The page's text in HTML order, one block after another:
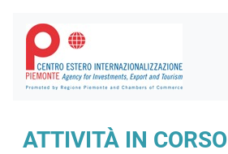
ATTIVITÀ IN CORSO